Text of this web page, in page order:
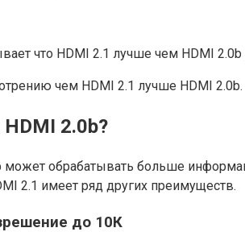
что HDMI 2.1 лучше чем HDMI 2.0b
чем HDMI 2.1 лучше HDMI 2.0b.
2.0b?
может обрабатывать больше
2.1 имеет ряд других преимуществ.
до 10К